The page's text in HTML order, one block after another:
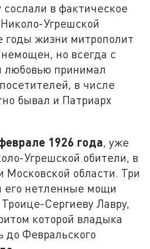
в фактическое
Угрешской
годы жизни митрополит
но всегда с
любовью принимал
в числе
бывал и Патриарх
1926 года, уже
Угрешской обители, в
Московской области. Три
его нетленные мощи
Сергиеву Лавру,
которой владыка
до Февральского